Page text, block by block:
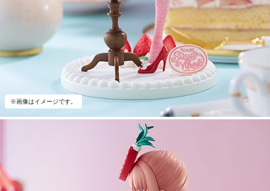
※画像はイメージです。